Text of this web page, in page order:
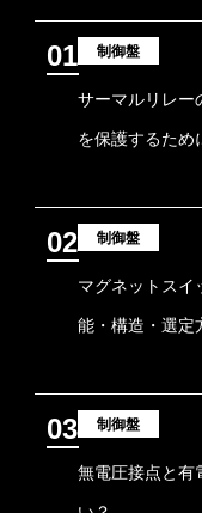
01 制御盤
サーマルリレ
を保護するため
02 制御盤
マグネットスイ
能・構造・選定
03 制御盤
無電圧接点と有